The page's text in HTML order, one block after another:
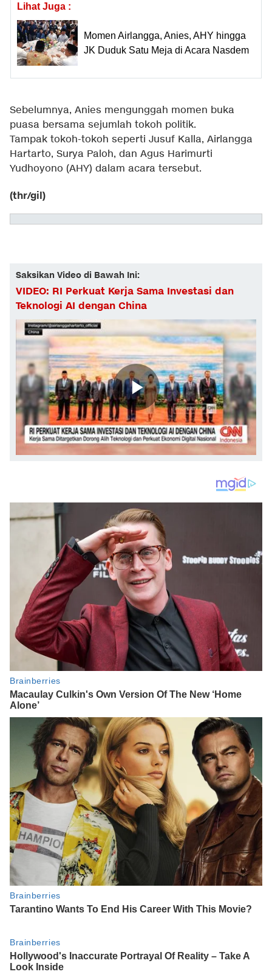
Lihat Juga :
Momen Airlangga, Anies, AHY hingga
JK Duduk Satu Meja di Acara Nasdem
Sebelumnya, Anies mengunggah momen buka
puasa bersama sejumlah tokoh politik.
Tampak tokoh-tokoh seperti Jusuf Kalla, Airlangga
Hartarto, Surya Paloh, dan Agus Harimurti
Yudhoyono (AHY) dalam acara tersebut.
(thr/gil)
Saksikan Video di Bawah Ini:
VIDEO: RI Perkuat Kerja Sama Investasi dan
Teknologi AI dengan China